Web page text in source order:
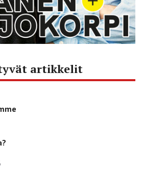
artikkelit